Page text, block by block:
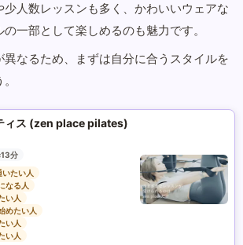
人数レッスンも多く、かわいいウェアな
一部として楽しめるのも魅力です。
異なるため、まずは自分に合うスタイルを
ィス (zen place pilates)
分
たい人
なる人
い人
めたい人
い人
い人